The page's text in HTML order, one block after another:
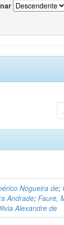
Nogueira de;
Andrade;Faure,
Alexandre de